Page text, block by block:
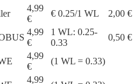
4,99
€
€ 0.25/1 WL 2,00 €
4,99
€
1 WL: 0.25-
0.33
0,50 €
4,99
€
(1 WL = 0.33)
4,99